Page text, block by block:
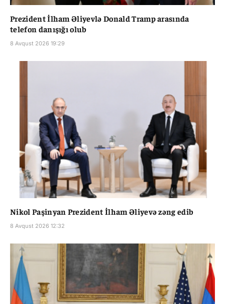
Prezident İlham Əliyevlə Donald Tramp arasında
telefon danışığı olub
8 Avqust 2026 19:29
Nikol Paşinyan Prezident İlham Əliyevə zəng edib
8 Avqust 2026 12:32